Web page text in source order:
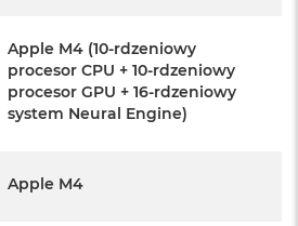
(2 m)
Apple M4 (10-rdzeniowy
procesor CPU + 10-rdzeniowy
procesor GPU + 16-rdzeniowy
system Neural Engine)
Apple M4